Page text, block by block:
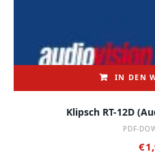
IN DEN
Klipsch RT-12D
PDF-
€